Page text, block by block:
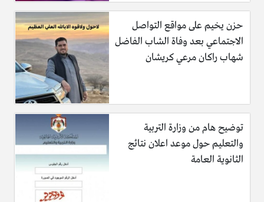
حزن يخيم على مواقع التواصل
الاجتماعي بعد وفاة الشاب الفاضل
شهاب راكان مرعي كريشان
توضيح هام من وزارة التربية
والتعليم حول موعد اعلان نتائج
الثانوية العامة